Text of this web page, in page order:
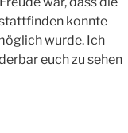
konnte
wurde. Ich
euch zu sehen